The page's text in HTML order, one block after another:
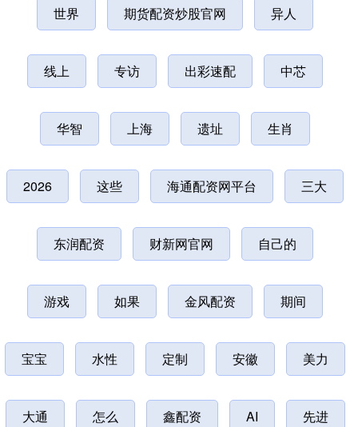
世界 期货配资炒股官网 异人
线上 专访 出彩速配 中芯
华智 上海 遗址 生肖
2026 这些 海通配资网平台 三大
东润配资 财新网官网 自己的
游戏 如果 金风配资 期间
宝宝 水性 定制 安徽 美力
大通 怎么 鑫配资 AI 先进